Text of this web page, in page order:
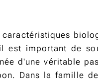
est important de
d'une véritable
Dans la famille